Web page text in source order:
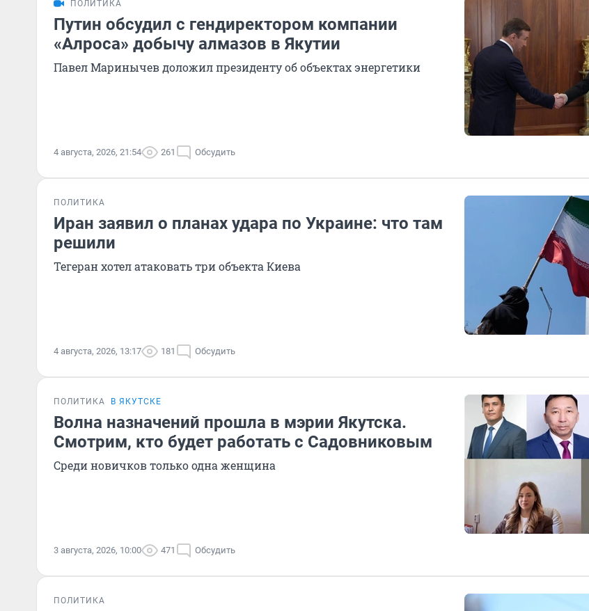
ПОЛИТИКА
Путин обсудил с гендиректором компании
«Алроса» добычу алмазов в Якутии
Павел Маринычев доложил президенту об объектах энергетики
4 августа, 2026, 21:54 261 Обсудить
ПОЛИТИКА
Иран заявил о планах удара по Украине: что там
решили
Тегеран хотел атаковать три объекта Киева
4 августа, 2026, 13:17 181 Обсудить
ПОЛИТИКА В ЯКУТСКЕ
Волна назначений прошла в мэрии Якутска.
Смотрим, кто будет работать с Садовниковым
Среди новичков только одна женщина
3 августа, 2026, 10:00 471 Обсудить
ПОЛИТИКА